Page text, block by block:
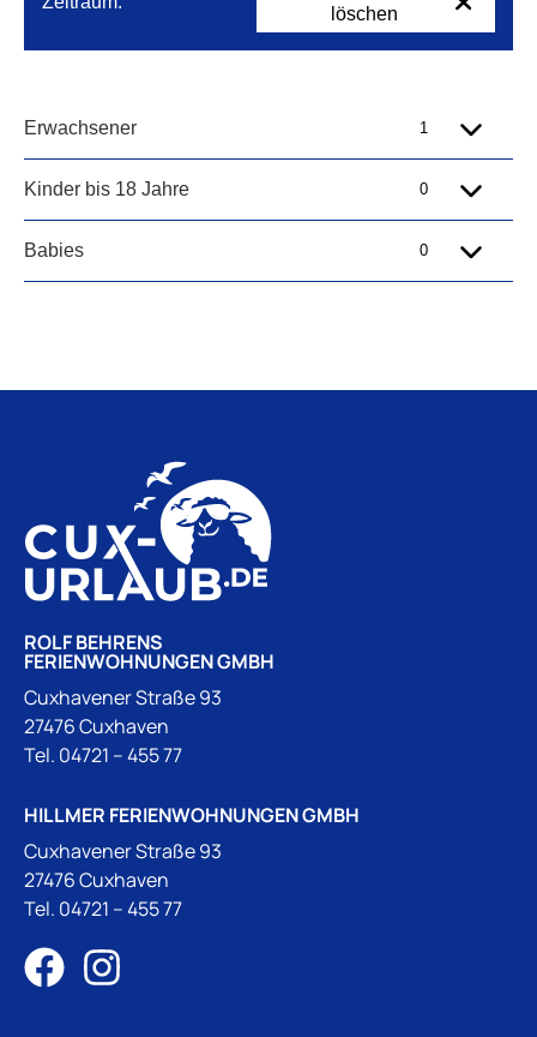
ROLF BEHRENS
FERIENWOHNUNGEN GMBH
Cuxhavener Straße 93
27476 Cuxhaven
Tel. 04721 – 455 77
HILLMER FERIENWOHNUNGEN GMBH
Cuxhavener Straße 93
27476 Cuxhaven
Tel. 04721 – 455 77